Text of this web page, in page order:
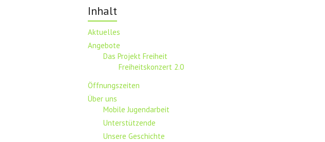
Inhalt
Aktuelles
Angebote
Das Projekt Freiheit
Freiheitskonzert 2.0
Öffnungszeiten
Über uns
Mobile Jugendarbeit
Unterstützende
Unsere Geschichte